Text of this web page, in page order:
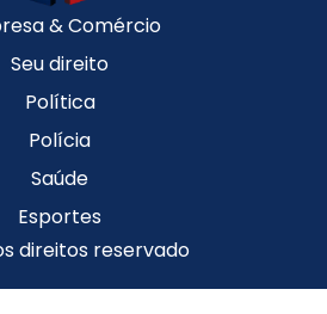
& Comércio
Seu direito
Política
Polícia
Saúde
Esportes
direitos reservado